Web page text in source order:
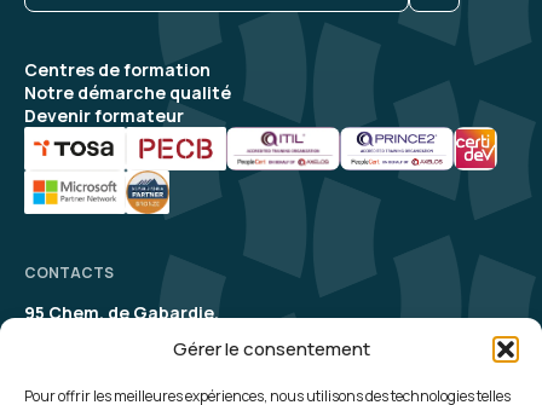
Gérer le consentement
Pour offrir les meilleures expériences, nous utilisons des technologies telles
Centres de formation
Notre démarche qualité
Devenir formateur
CONTACTS
95 Chem. de Gabardie,
contact@aelion.com